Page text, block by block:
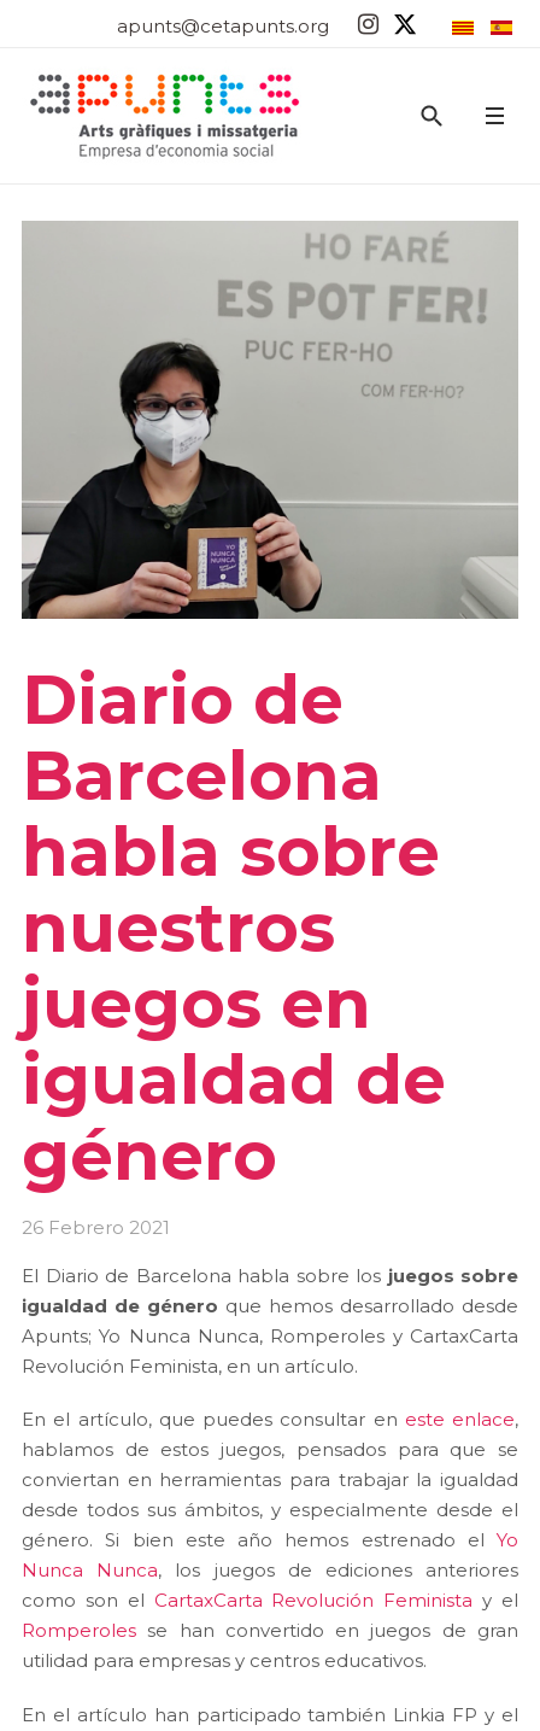
apunts@cetapunts.org
Diario de
Barcelona
habla sobre
nuestros
juegos en
igualdad de
género
26 Febrero 2021
El Diario de Barcelona habla sobre los juegos sobre
igualdad de género que hemos desarrollado desde
Apunts; Yo Nunca Nunca, Romperoles y CartaxCarta
Revolución Feminista, en un artículo.
En el artículo, que puedes consultar en este enlace,
hablamos de estos juegos, pensados para que se
conviertan en herramientas para trabajar la igualdad
desde todos sus ámbitos, y especialmente desde el
género. Si bien este año hemos estrenado el Yo
Nunca Nunca, los juegos de ediciones anteriores
como son el CartaxCarta Revolución Feminista y el
Romperoles se han convertido en juegos de gran
utilidad para empresas y centros educativos.
En el artículo han participado también Linkia FP y el